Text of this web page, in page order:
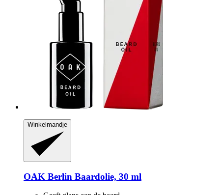
Winkelmandje
OAK Berlin Baardolie, 30 ml